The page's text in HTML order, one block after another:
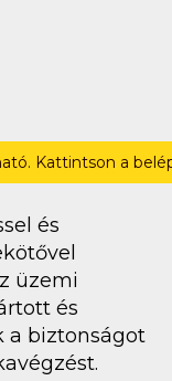
Kattintson a
és
üzemi
és
a biztonságot